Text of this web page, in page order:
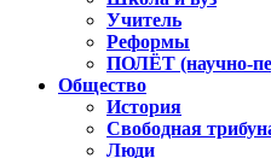
Учитель
Реформы
ПОЛЁТ (научно-
Общество
История
Свободная
Люди